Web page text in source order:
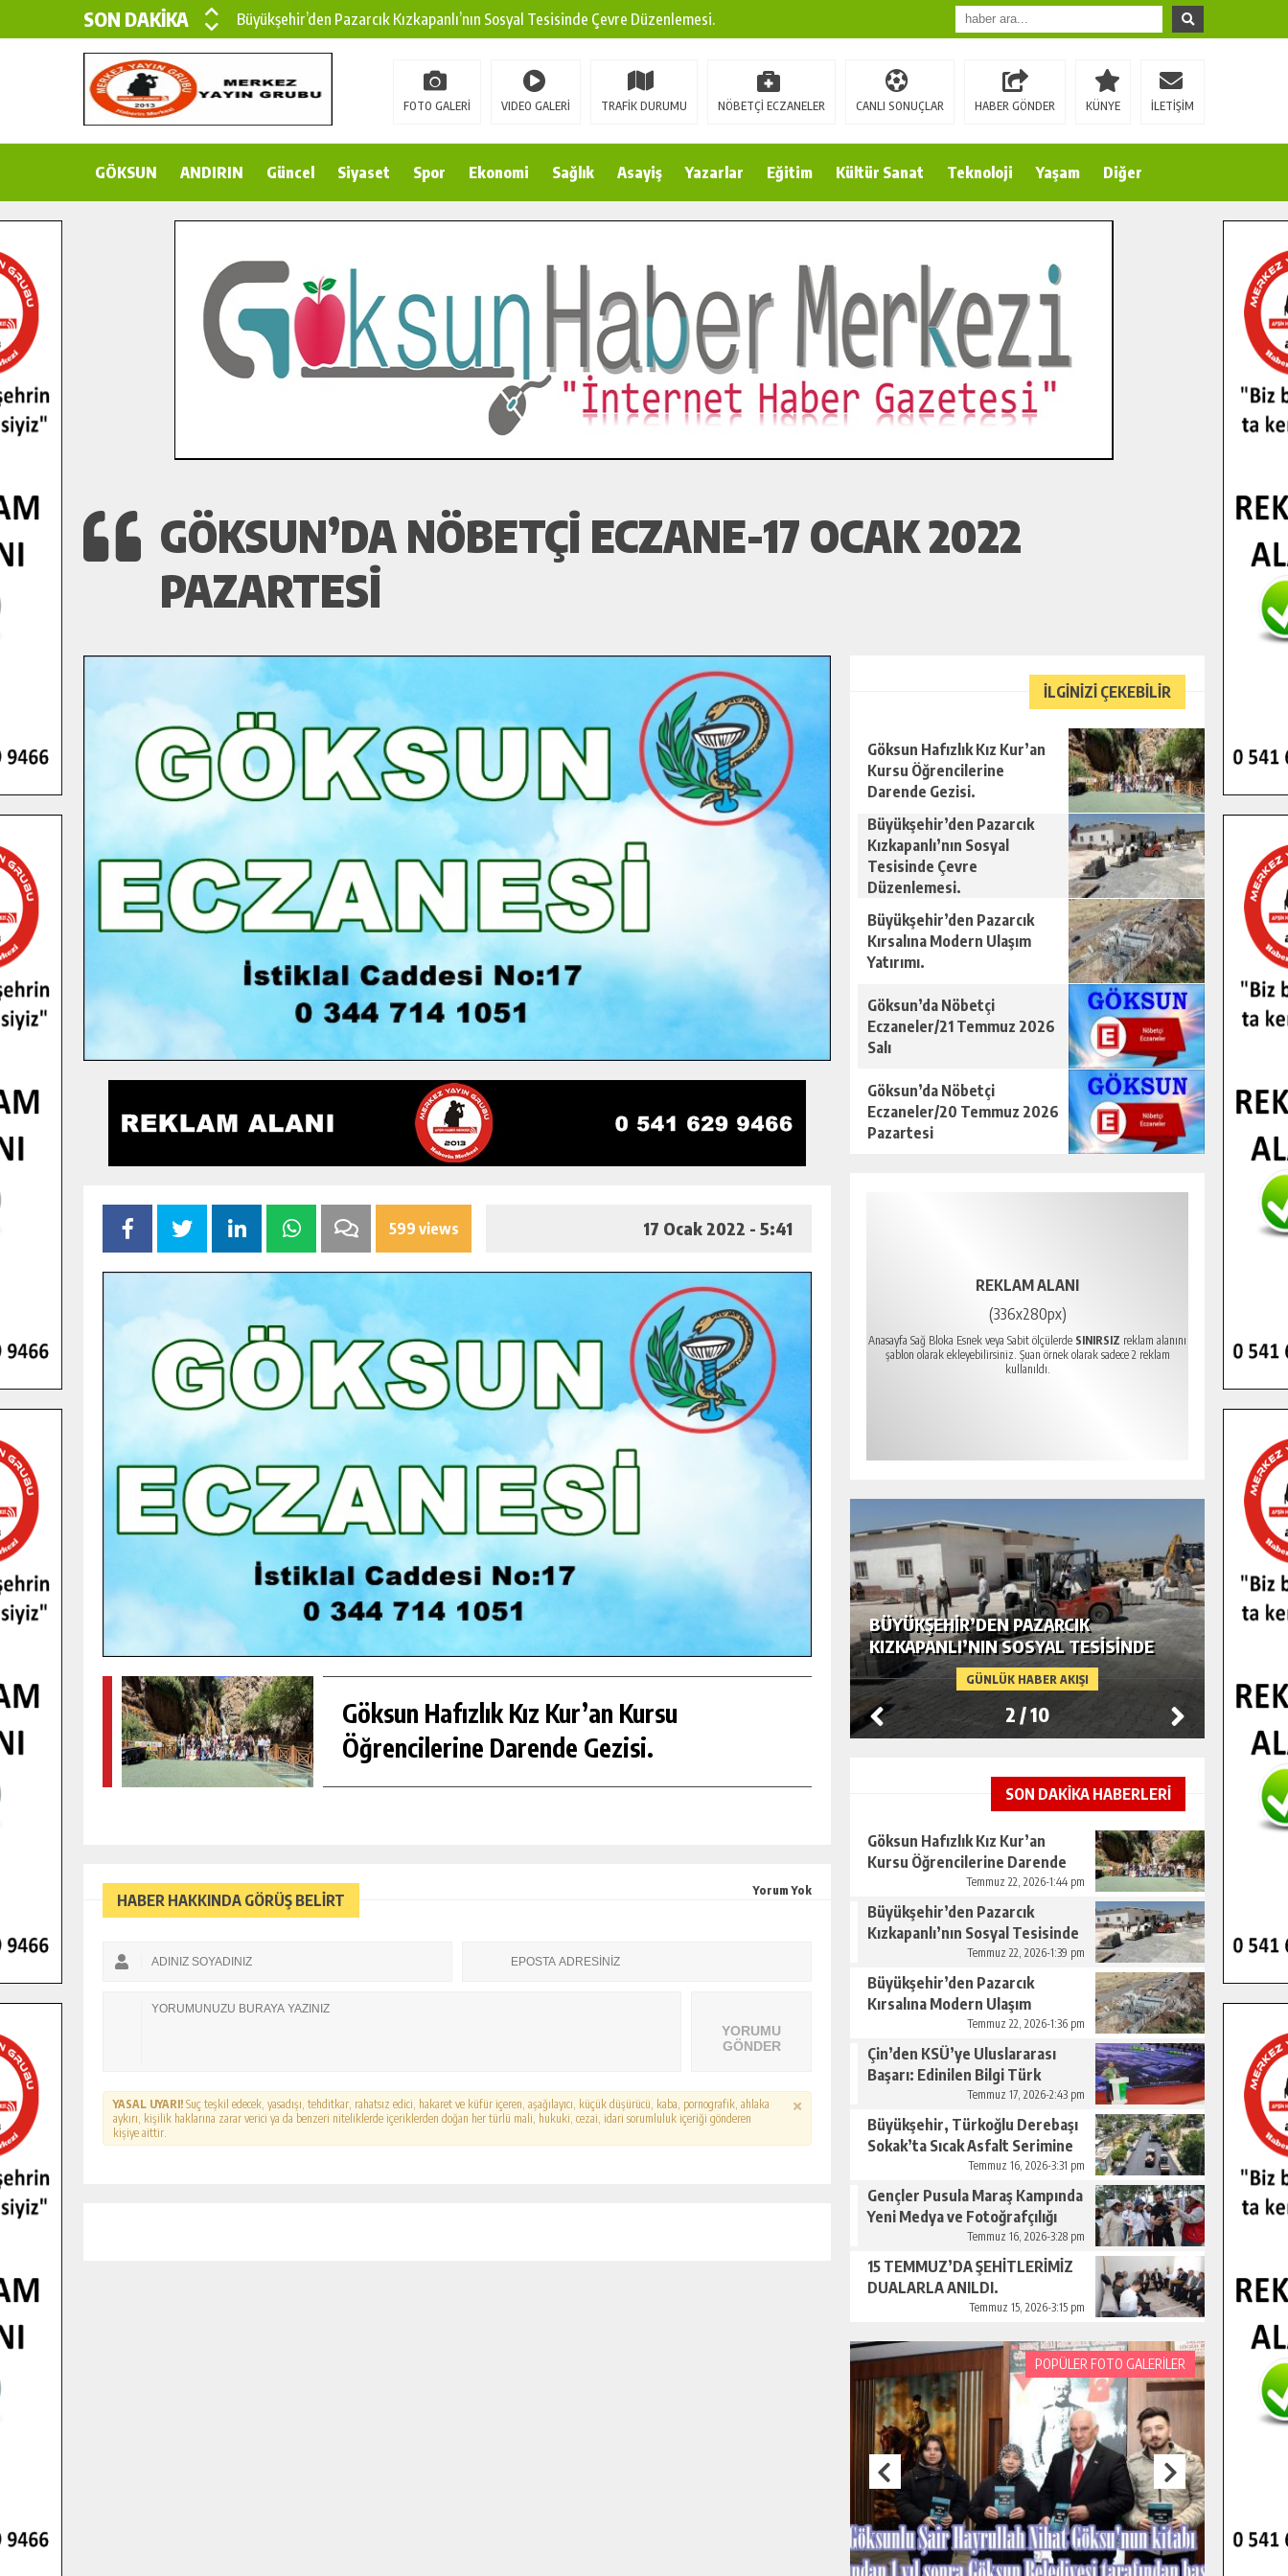
SON DAKİKA
Büyükşehir’den Pazarcık Kızkapanlı’nın Sosyal Tesisinde Çevre Düzenlemesi.
Büyükşehir’den Pazarcık Kırsalına Modern Ulaşım Yatırımı.
Çin’den KSÜ’ye Uluslararası Başarı: Edinilen Bilgi Türk Tarımına Katkı Sağlayacak.
Gençler Pusula Maraş Kampında Yeni Medya ve Fotoğrafçılığı Keşfetti.
İlçe Jandarma Komutanı Karakaya’dan Başkan Cüce’ye Veda Ziyareti.
Bertiz’in Yeni Köprüsünde Sona Doğru.
FOTO GALERİ VIDEO GALERİ TRAFİK DURUMU NÖBETÇİ ECZANELER CANLI SONUÇLAR HABER GÖNDER KÜNYE İLETİŞİM
GÖKSUN ANDIRIN Güncel Siyaset Spor Ekonomi Sağlık Asayiş Yazarlar Eğitim Kültür Sanat Teknoloji Yaşam Diğer
GÖKSUN’DA NÖBETÇI ECZANE-17 OCAK 2022
PAZARTESI
599 views 17 Ocak 2022 - 5:41
Göksun Hafızlık Kız Kur’an Kursu
Öğrencilerine Darende Gezisi.
HABER HAKKINDA GÖRÜŞ BELİRT
Yorum Yok
YORUMU
GÖNDER
YASAL UYARI! Suç teşkil edecek, yasadışı, tehditkar, rahatsız edici, hakaret ve küfür içeren, aşağılayıcı, küçük düşürücü, kaba, pornografik, ahlaka
aykırı, kişilik haklarına zarar verici ya da benzeri niteliklerde içeriklerden doğan her türlü mali, hukuki, cezai, idari sorumluluk içeriği gönderen
kişiye aittir.
İLGİNİZİ ÇEKEBİLİR
Göksun Hafızlık Kız Kur’an
Kursu Öğrencilerine
Darende Gezisi.
Büyükşehir’den Pazarcık
Kızkapanlı’nın Sosyal
Tesisinde Çevre
Düzenlemesi.
Büyükşehir’den Pazarcık
Kırsalına Modern Ulaşım
Yatırımı.
Göksun’da Nöbetçi
Eczaneler/21 Temmuz 2026
Salı
Göksun’da Nöbetçi
Eczaneler/20 Temmuz 2026
Pazartesi
REKLAM ALANI
(336x280px)
Anasayfa Sağ Bloka Esnek veya Sabit ölçülerde SINIRSIZ reklam alanını
şablon olarak ekleyebilirsiniz. Şuan örnek olarak sadece 2 reklam
kullanıldı.
GÜNLÜK HABER AKIŞI
GENÇLER PUSULA MARAŞ KAMPINDA
YENI MEDYA VE FOTOĞRAFÇILIĞI
GÜNLÜK HABER AKIŞI
GÖKSUN HAFIZLIK KIZ KUR’AN KURSU
GÜNLÜK HABER AKIŞI
BÜYÜKŞEHIR’DEN PAZARCIK
KIZKAPANLI’NIN SOSYAL TESISINDE
ÇEVRE DÜZENLEMESI.
2 /10
SON DAKİKA HABERLERİ
Göksun Hafızlık Kız Kur’an
Kursu Öğrencilerine Darende
Temmuz 22, 2026-1:44 pm
Büyükşehir’den Pazarcık
Kızkapanlı’nın Sosyal Tesisinde
Çevre Düzenlemesi.Temmuz 22, 2026-1:39 pm
Büyükşehir’den Pazarcık
Kırsalına Modern Ulaşım
Temmuz 22, 2026-1:36 pm
Çin’den KSÜ’ye Uluslararası
Başarı: Edinilen Bilgi Türk
Tarımına Katkı Sağlayacak.
Temmuz 17, 2026-2:43 pm
Büyükşehir, Türkoğlu Derebaşı
Sokak’ta Sıcak Asfalt Serimine
Temmuz 16, 2026-3:31 pm
Gençler Pusula Maraş Kampında
Yeni Medya ve Fotoğrafçılığı
Temmuz 16, 2026-3:28 pm
15 TEMMUZ’DA ŞEHİTLERİMİZ
DUALARLA ANILDI.
Temmuz 15, 2026-3:15 pm
POPÜLER FOTO GALERİLER